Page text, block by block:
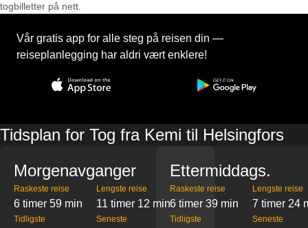
togbilletter på nett.
Vår gratis app for alle steg på reisen din —
reiseplanlegging har aldri vært enklere!
Tidsplan for Tog fra Kemi til Helsingfors
Morgenavganger
Raskeste reise
6 timer 59 min
Lengste reise
11 timer 12 min
Tidligste Seneste
Ettermiddags.
Raskeste reise
6 timer 39 min
Lengste reise
7 timer 24
Tidligste Seneste